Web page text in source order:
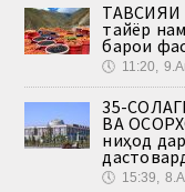
ТАВСИЯИ
тайёр
барои
🕔 11:20,
35-
ВА
ниҳод
🕔 15:39,